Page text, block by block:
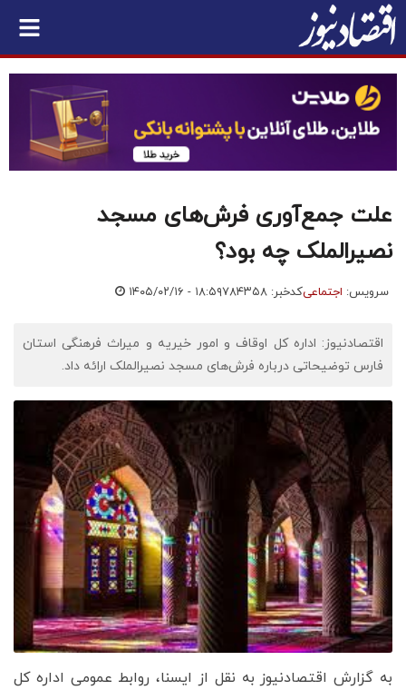
علت جمع‌آوری فرش‌های مسجد
نصیرالملک چه بود؟
سرویس: اجتماعیکدخبر: ۷۸۴۳۵۸ ۱۴۰۵/۰۲/۱۶ - ۱۸:۵۹
اقتصادنیوز: اداره کل اوقاف و امور خیریه و میراث فرهنگی استان
فارس توضیحاتی درباره فرش‌های مسجد نصیرالملک ارائه داد.
به گزارش اقتصادنیوز به نقل از ایسنا، روابط عمومی اداره کل